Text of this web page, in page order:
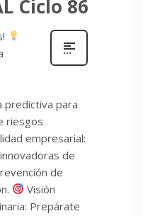
Ciclo 86
predictiva para
riesgos
empresarial:
de
de
Visión
Prepárate